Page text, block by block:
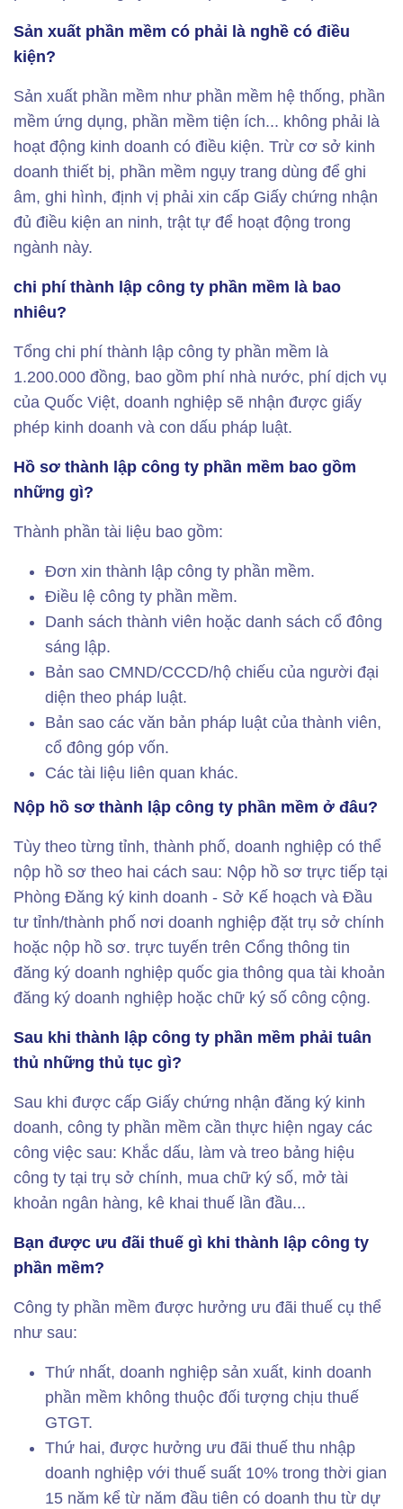
Sản xuất phần mềm có phải là nghề có điều
kiện?
Sản xuất phần mềm như phần mềm hệ thống, phần
mềm ứng dụng, phần mềm tiện ích... không phải là
hoạt động kinh doanh có điều kiện. Trừ cơ sở kinh
doanh thiết bị, phần mềm ngụy trang dùng để ghi
âm, ghi hình, định vị phải xin cấp Giấy chứng nhận
đủ điều kiện an ninh, trật tự để hoạt động trong
ngành này.
chi phí thành lập công ty phần mềm là bao
nhiêu?
Tổng chi phí thành lập công ty phần mềm là
1.200.000 đồng, bao gồm phí nhà nước, phí dịch vụ
của Quốc Việt, doanh nghiệp sẽ nhận được giấy
phép kinh doanh và con dấu pháp luật.
Hồ sơ thành lập công ty phần mềm bao gồm
những gì?
Thành phần tài liệu bao gồm:
Đơn xin thành lập công ty phần mềm.
Điều lệ công ty phần mềm.
Danh sách thành viên hoặc danh sách cổ đông
sáng lập.
Bản sao CMND/CCCD/hộ chiếu của người đại
diện theo pháp luật.
Bản sao các văn bản pháp luật của thành viên,
cổ đông góp vốn.
Các tài liệu liên quan khác.
Nộp hồ sơ thành lập công ty phần mềm ở đâu?
Tùy theo từng tỉnh, thành phố, doanh nghiệp có thể
nộp hồ sơ theo hai cách sau: Nộp hồ sơ trực tiếp tại
Phòng Đăng ký kinh doanh - Sở Kế hoạch và Đầu
tư tỉnh/thành phố nơi doanh nghiệp đặt trụ sở chính
hoặc nộp hồ sơ. trực tuyến trên Cổng thông tin
đăng ký doanh nghiệp quốc gia thông qua tài khoản
đăng ký doanh nghiệp hoặc chữ ký số công cộng.
Sau khi thành lập công ty phần mềm phải tuân
thủ những thủ tục gì?
Sau khi được cấp Giấy chứng nhận đăng ký kinh
doanh, công ty phần mềm cần thực hiện ngay các
công việc sau: Khắc dấu, làm và treo bảng hiệu
công ty tại trụ sở chính, mua chữ ký số, mở tài
khoản ngân hàng, kê khai thuế lần đầu...
Bạn được ưu đãi thuế gì khi thành lập công ty
phần mềm?
Công ty phần mềm được hưởng ưu đãi thuế cụ thể
như sau:
Thứ nhất, doanh nghiệp sản xuất, kinh doanh
phần mềm không thuộc đối tượng chịu thuế
GTGT.
Thứ hai, được hưởng ưu đãi thuế thu nhập
doanh nghiệp với thuế suất 10% trong thời gian
15 năm kể từ năm đầu tiên có doanh thu từ dự